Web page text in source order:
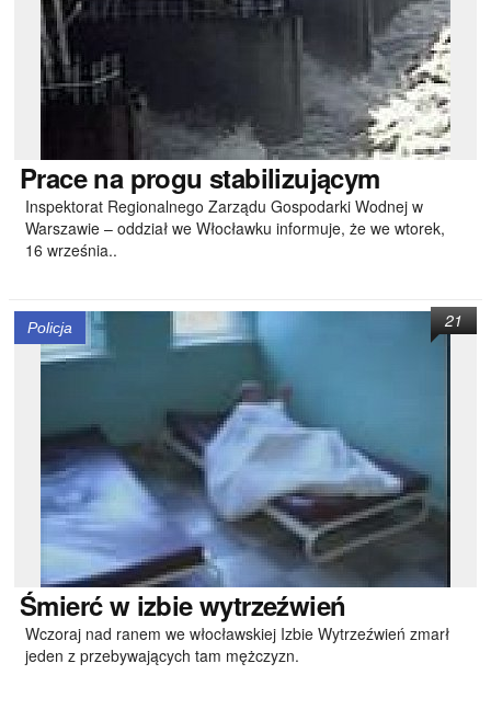
Pracena progu stabilizującym
Inspektorat Regionalnego Zarządu Gospodarki Wodnej w
Warszawie – oddział we Włocławku informuje, że we wtorek,
16 września..
Policja
Śmierćw izbie wytrzeźwień
Wczoraj nad ranem we włocławskiej Izbie Wytrzeźwień zmarł
jeden z przebywających tam mężczyzn.
21